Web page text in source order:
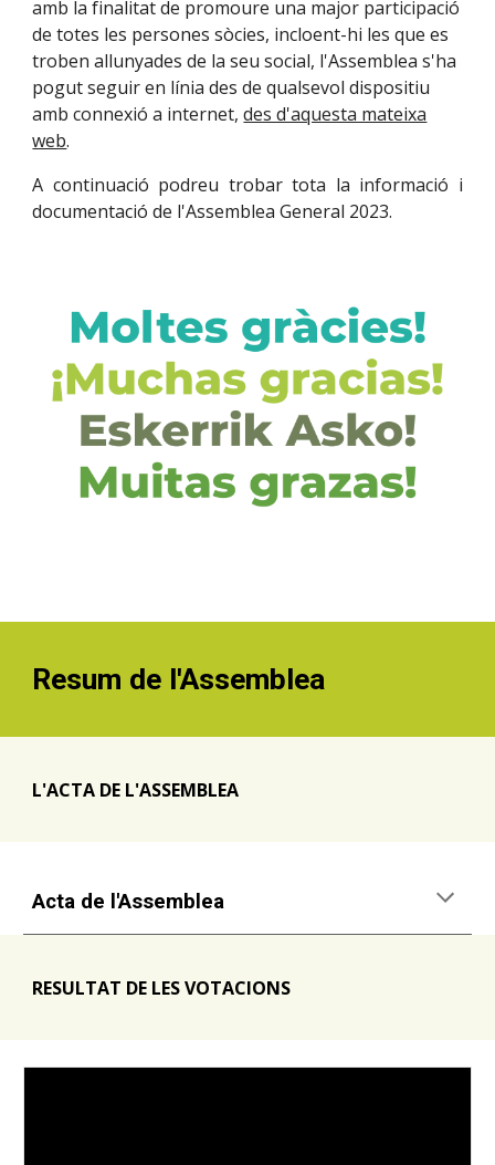
amb la finalitat de promoure una major participació
de totes les persones sòcies, incloent-hi les que es
troben allunyades de la seu social, l'Assemblea s'ha
pogut seguir en línia des de qualsevol dispositiu
amb connexió a internet,des d'aquesta mateixa
web.
A continuació podreu trobar tota la informació i
documentació de l'Assemblea General 2023.
Resum de l'Assemblea
L'ACTA DE L'ASSEMBLEA
Acta de l'Assemblea
RESULTAT DE LES VOTACIONS